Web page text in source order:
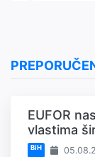
EUFOR
vlastima
BiH